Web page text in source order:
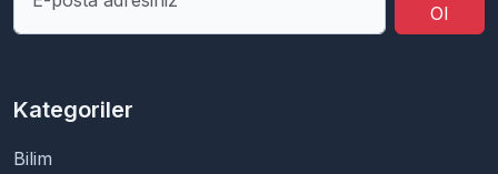
Ol
Kategoriler
Bilim